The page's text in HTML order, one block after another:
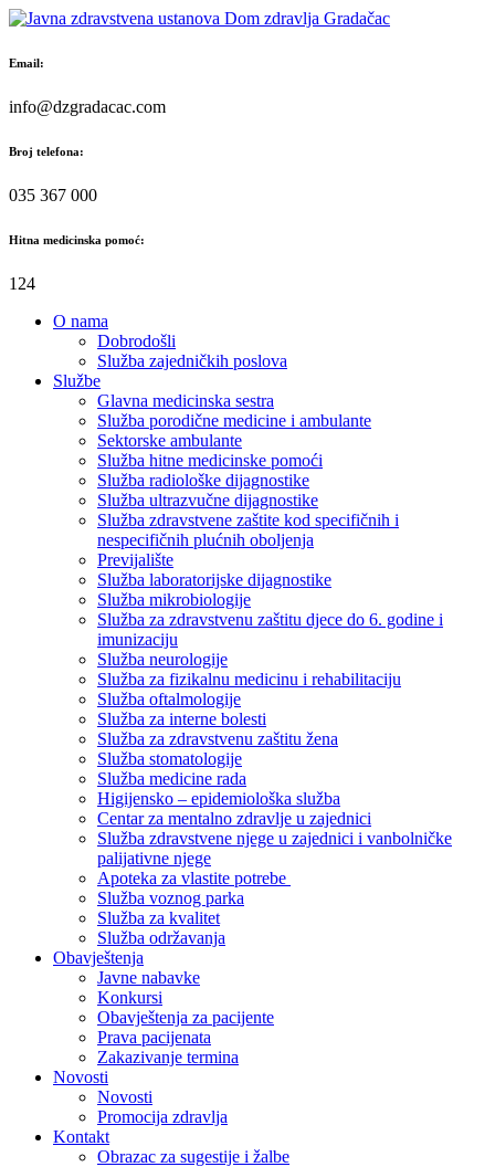
Skip
content
Email:
info@dzgradacac.com
Broj telefona:
035 367 000
Hitna medicinska pomoć:
124
O nama
Dobrodošli
Služba zajedničkih poslova
Službe
Glavna medicinska sestra
Služba porodične medicine i ambulante
Sektorske ambulante
Služba hitne medicinske pomoći
Služba radiološke dijagnostike
Služba ultrazvučne dijagnostike
Služba zdravstvene zaštite kod specifičnih i
nespecifičnih plućnih oboljenja
Previjalište
Služba laboratorijske dijagnostike
Služba mikrobiologije
Služba za zdravstvenu zaštitu djece do 6. godine i
imunizaciju
Služba neurologije
Služba za fizikalnu medicinu i rehabilitaciju
Služba oftalmologije
Služba za interne bolesti
Služba za zdravstvenu zaštitu žena
Služba stomatologije
Služba medicine rada
Higijensko – epidemiološka služba
Centar za mentalno zdravlje u zajednici
Služba zdravstvene njege u zajednici i vanbolničke
palijativne njege
Apoteka za vlastite potrebe
Služba voznog parka
Služba za kvalitet
Služba održavanja
Obavještenja
Javne nabavke
Konkursi
Obavještenja za pacijente
Prava pacijenata
Zakazivanje termina
Novosti
Novosti
Promocija zdravlja
Kontakt
Obrazac za sugestije i žalbe